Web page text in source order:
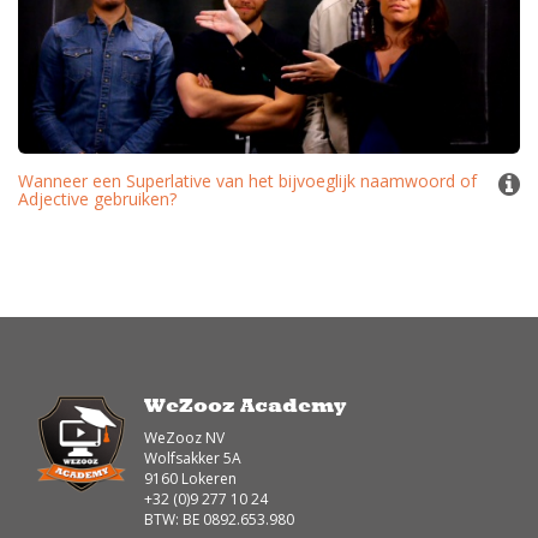
Wanneer een Superlative van het bijvoeglijk naamwoord of
Adjective gebruiken?
WeZooz Academy
WeZooz NV
Wolfsakker 5A
9160 Lokeren
+32 (0)9 277 10 24
BTW: BE 0892.653.980